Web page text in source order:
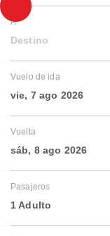
A
Destino
Vuelo de ida
vie, 7 ago 2026
Vuelta
sáb, 8 ago 2026
Pasajeros
1 Adulto